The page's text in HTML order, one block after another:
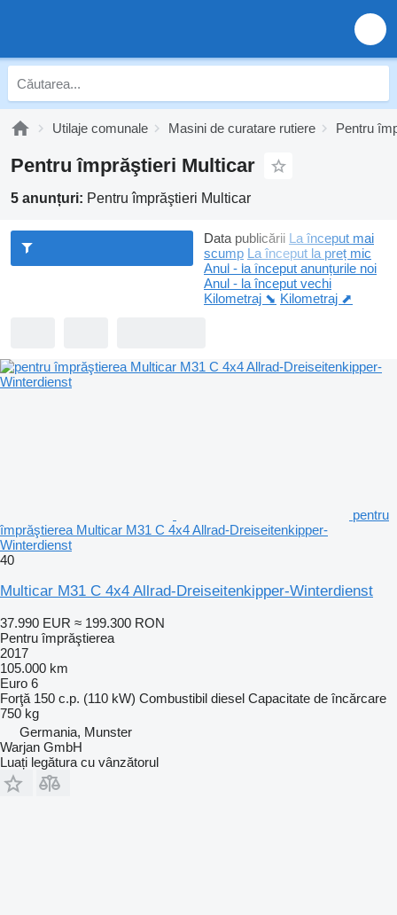
Utilaje comunale Masini de curatare rutiere Pentru
Pentru împrăştieri Multicar
5 anunțuri: Pentru împrăştieri Multicar
Data publicării La început mai
scump La început la preț mic
Anul - la început anunțurile noi
Anul - la început vechi
Kilometraj ⬊ Kilometraj ⬈
pentru
împrăştierea Multicar M31 C 4x4 Allrad-Dreiseitenkipper-
Winterdienst
40
Multicar M31 C 4x4 Allrad-Dreiseitenkipper-Winterdienst
37.990 EUR ≈ 199.300 RON
Pentru împrăştierea
2017
105.000 km
Euro 6
Forţă 150 c.p. (110 kW) Combustibil diesel Capacitate de încărcare
750 kg
Germania, Munster
Warjan GmbH
Luați legătura cu vânzătorul